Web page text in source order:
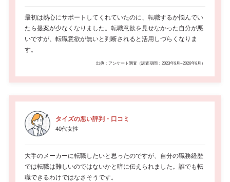
最初は熱心にサポートしてくれていたのに、転職するか悩んでい
たら提案が少なくなりました。転職意欲を見せなかった自分が悪
いですが、転職意欲が無いと判断されると活用しづらくなりま
す。
出典：アンケート調査（調査期間：2023年9月~2026年8月）
タイズの悪い評判・口コミ
40代女性
大手のメーカーに転職したいと思ったのですが、自分の職務経歴
では転職は難しいのではないかと暗に伝えられました。誰でも転
職できるわけではなさそうです。